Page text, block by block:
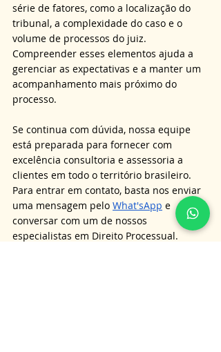
série de fatores, como a localização do
tribunal, a complexidade do caso e o
volume de processos do juiz.
Compreender esses elementos ajuda a
gerenciar as expectativas e a manter um
acompanhamento mais próximo do
processo.
Se continua com dúvida, nossa equipe
está preparada para fornecer com
excelência consultoria e assessoria a
clientes em todo o território brasileiro.
Para entrar em contato, basta nos enviar
uma mensagem pelo What'sApp e
conversar com um de nossos
especialistas em Direito Processual.